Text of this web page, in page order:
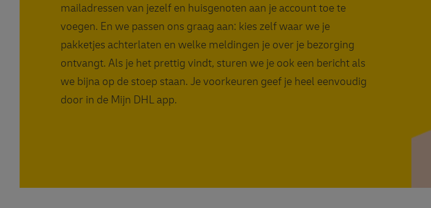
mailadressen van jezelf en huisgenoten aan je account toe te
voegen. En we passen ons graag aan: kies zelf waar we je
pakketjes achterlaten en welke meldingen je over je bezorging
ontvangt. Als je het prettig vindt, sturen we je ook een bericht als
we bijna op de stoep staan. Je voorkeuren geef je heel eenvoudig
door in de Mijn DHL app.